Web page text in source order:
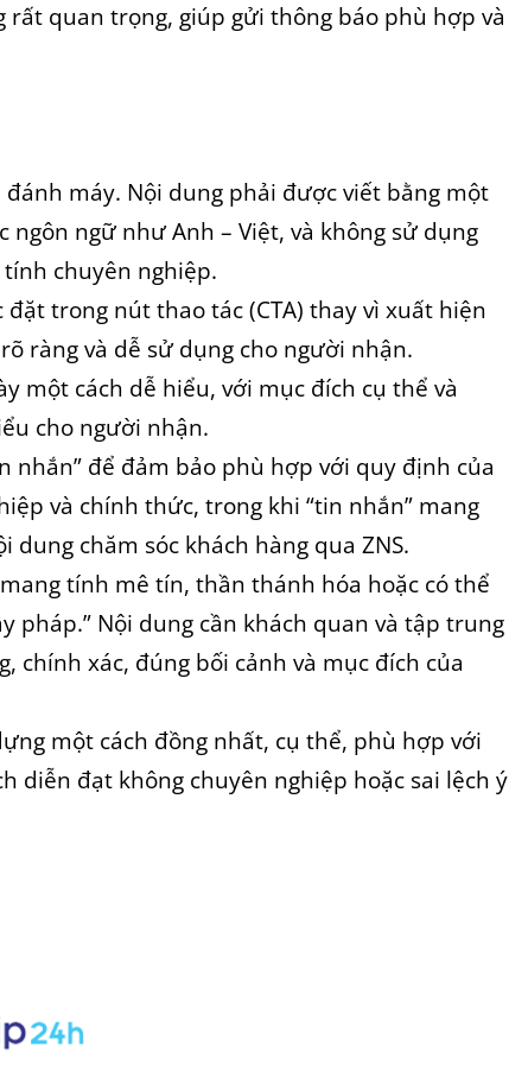
quan trọng, giúp gửi thông báo phù hợp và
máy. Nội dung phải được viết bằng một
ngữ như Anh – Việt, và không sử dụng
chuyên nghiệp.
trong nút thao tác (CTA) thay vì xuất hiện
ràng và dễ sử dụng cho người nhận.
một cách dễ hiểu, với mục đích cụ thể và
cho người nhận.
nhắn” để đảm bảo phù hợp với quy định của
và chính thức, trong khi “tin nhắn” mang
chăm sóc khách hàng qua ZNS.
tính mê tín, thần thánh hóa hoặc có thể
pháp.” Nội dung cần khách quan và tập trung
chính xác, đúng bối cảnh và mục đích của
một cách đồng nhất, cụ thể, phù hợp với
diễn đạt không chuyên nghiệp hoặc sai lệch ý